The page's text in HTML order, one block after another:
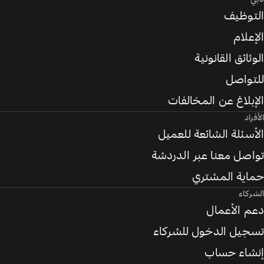
التوظيف
الإعلام
الوثائق القانونية
للتواصل
الإبلاغ عن المخالفات
الأفراد
الأسئلة الشائعة للعميل
تواصل معنا عبر الدردشة
حماية المشتري
الشركاء
دعم الأعمال
تسجيل الدخول للشركاء
إنشاء حساب